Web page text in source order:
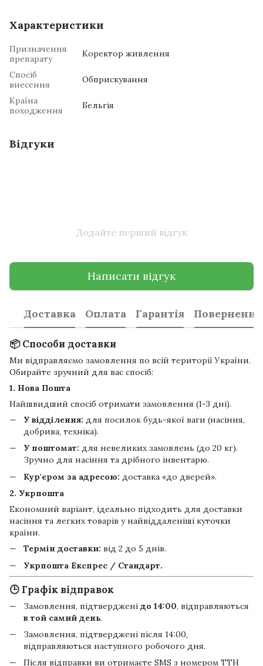
Характеристики
Призначення
препарату
Коректор живлення
Спосіб
внесення
Обприскування
Країна
походження
Бельгія
Відгуки
Додайте перший відгук
Написати відгук
Доставка Оплата Гарантія Повернення
📦 Способи доставки
Ми відправляємо замовлення по всій території України.
Обирайте зручний для вас спосіб:
1. Нова Пошта
Найшвидший спосіб отримати замовлення (1-3 дні).
У відділення: для посилок будь-якої ваги (насіння,
добрива, техніка).
У поштомат: для невеликих замовлень (до 20 кг).
Зручно для насіння та дрібного інвентарю.
Кур'єром за адресою: доставка «до дверей».
2. Укрпошта
Економний варіант, ідеально підходить для доставки
насіння та легких товарів у найвіддаленіші куточки
країни.
Термін доставки: від 2 до 5 днів.
Укрпошта Експрес / Стандарт.
🕒 Графік відправок
Замовлення, підтверджені до 14:00, відправляються
в той самий день.
Замовлення, підтверджені після 14:00,
відправляються наступного робочого дня.
Після відправки ви отримаєте SMS з номером ТТН